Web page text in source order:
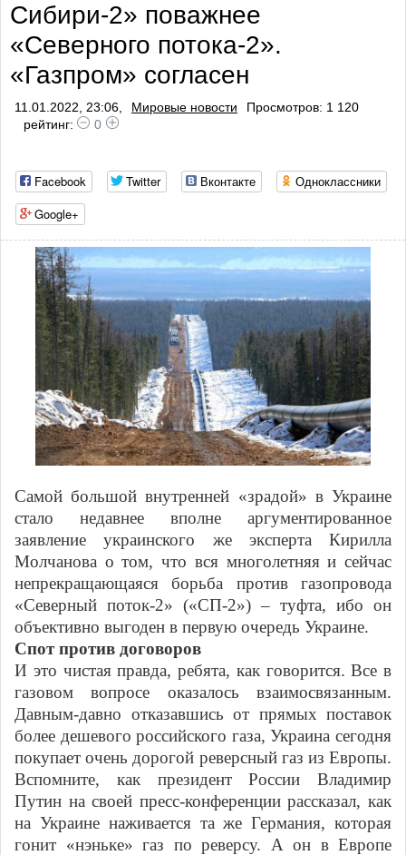
профилактики тромбо
Сибири-2» поважнее
«Северного потока-2».
«Газпром» согласен
11.01.2022, 23:06, Мировые новости
Просмотров: 1 120
рейтинг:
0
Facebook Twitter Вконтакте
Одноклассники
Google+
Самой большой внутренней «зрадой» в Украине
стало недавнее вполне аргументированное
заявление украинского же эксперта Кирилла
Молчанова о том, что вся многолетняя и сейчас
непрекращающаяся борьба против газопровода
«Северный поток-2» («СП-2») – туфта, ибо он
объективно выгоден в первую очередь Украине.
Спот против договоров
И это чистая правда, ребята, как говорится. Все в
газовом вопросе оказалось взаимосвязанным.
Давным-давно отказавшись от прямых поставок
более дешевого российского газа, Украина сегодня
покупает очень дорогой реверсный газ из Европы.
Вспомните, как президент России Владимир
Путин на своей пресс-конференции рассказал, как
на Украине наживается та же Германия, которая
гонит «нэньке» газ по реверсу. А он в Европе